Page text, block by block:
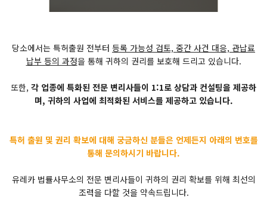
당소에서는 특허출원 전부터 등록 가능성 검토, 중간 사건 대응, 관납료
납부 등의 과정을 통해 귀하의 권리를 보호해 드리고 있습니다.
또한, 각 업종에 특화된 전문 변리사들이 1:1로 상담과 컨설팅을 제공하
며, 귀하의 사업에 최적화된 서비스를 제공하고 있습니다.
특허 출원 및 권리 확보에 대해 궁금하신 분들은 언제든지 아래의 번호를
통해 문의하시기 바랍니다.
유레카 법률사무소의 전문 변리사들이 귀하의 권리 확보를 위해 최선의
조력을 다할 것을 약속드립니다.